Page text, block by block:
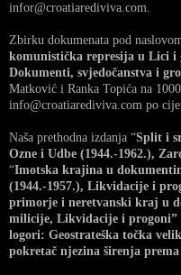
infor@croatiarediviva.com.
Zbirku dokumenata pod
komunistička represija u Lici i
Dokumenti, svjedočanstva i
Matković i Ranka Topića na
info@croatiarediviva.com po
Naša prethodna izdanja “Split i
Ozne i Udbe (1944.-1962.),
“Imotska krajina u
(1944.-1957.), Likvidacije i
primorje i neretvanski kraj u
milicije, Likvidacije i progoni”
logori: Geostrateška točka
pokretač njezina širenja prema